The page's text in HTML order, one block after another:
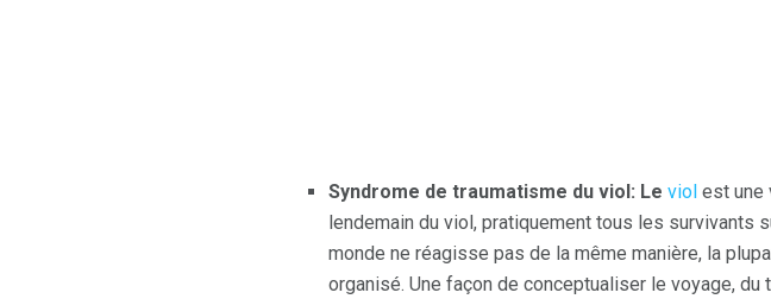
Syndrome de traumatisme du viol: Le viol est une
lendemain du viol, pratiquement tous les survivants
monde ne réagisse pas de la même manière, la
organisé. Une façon de conceptualiser le voyage,